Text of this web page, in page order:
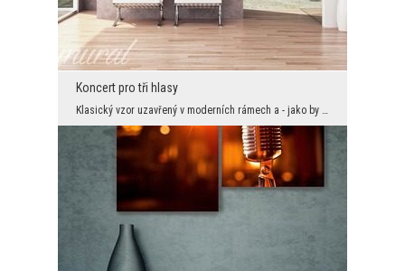
Koncert pro tři hlasy
Klasický vzor uzavřený v moderních rámech a - jako by to nestačilo - umístěný v ještě modernistič...